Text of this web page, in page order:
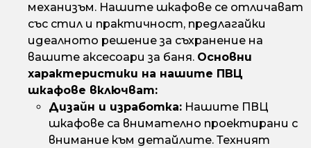
механизъм. Нашите шкафове се отличават
със стил и практичност, предлагайки
идеалното решение за съхранение на
вашите аксесоари за баня. Основни
характеристики на нашите ПВЦ
шкафове включват:
Дизайн и изработка: Нашите ПВЦ
шкафове са внимателно проектирани с
внимание към детайлите. Техният